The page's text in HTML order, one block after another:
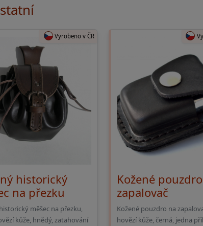
Vyrobeno v ČR
historický
na přezku
měšec na přezku,
kůže, hnědý, zatahování
Kožené
zapalovač
Kožené pouzdro na
hovězí kůže, černá, jedna